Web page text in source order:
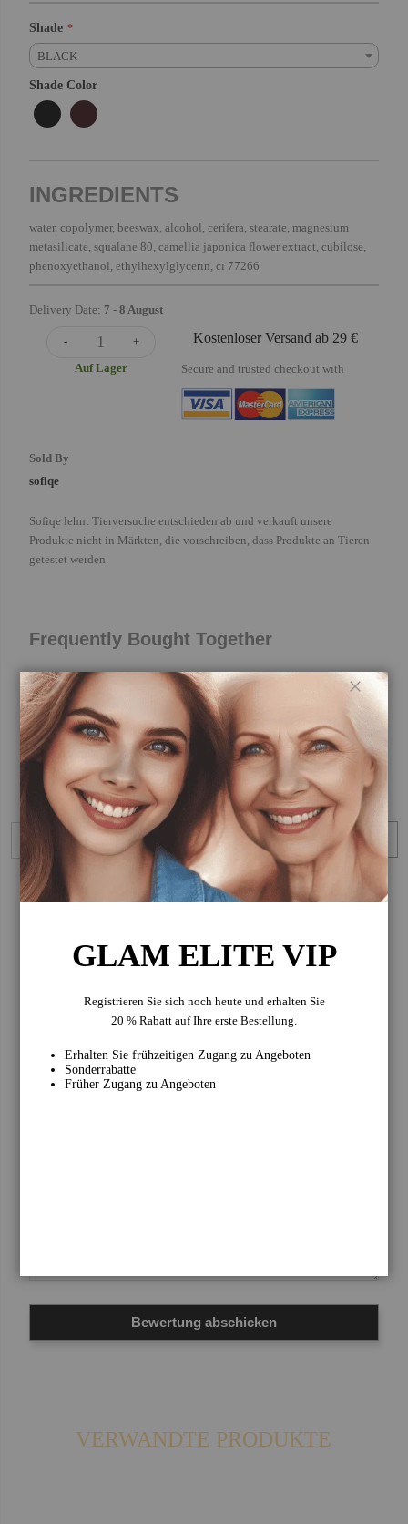
Shade
BLACK
Shade Color
INGREDIENTS
water, copolymer, beeswax, alcohol, cerifera, stearate, magnesium
metasilicate, squalane 80, camellia japonica flower extract, cubilose,
phenoxyethanol, ethylhexylglycerin, ci 77266
Delivery Date: 7 -8 August
-
+
Auf Lager
Kostenloser Versand ab 29 €
Secure and trusted checkout with
Sold By
sofiqe
Sofiqe lehnt Tierversuche entschieden ab und verkauft unsere
Produkte nicht in Märkten, die vorschreiben, dass Produkte an Tieren
getestet werden.
Frequently Bought Together
SOFIQE Eyeliner
Veganer Eyeliner in
langanhaltende,
cruelty-free Formel
langen Halt
Anzeigen SOFIQE
€16
SOFIQE Mascara
Vegane Mascara für
mehr Volumen mit
einer cruelty-free
Formel, die die
natürlich
aussehende
Anzeigen SOFIQE
Mascara
€18
SOFIQE Mascara
Benutzername
Bewertung abschicken
VERWANDTE PRODUKTE
GLAM ELITE VIP
Registrieren Sie sich noch heute und erhalten Sie
20 % Rabatt auf Ihre erste Bestellung.
Erhalten Sie frühzeitigen Zugang zu Angeboten
Sonderrabatte
Früher Zugang zu Angeboten